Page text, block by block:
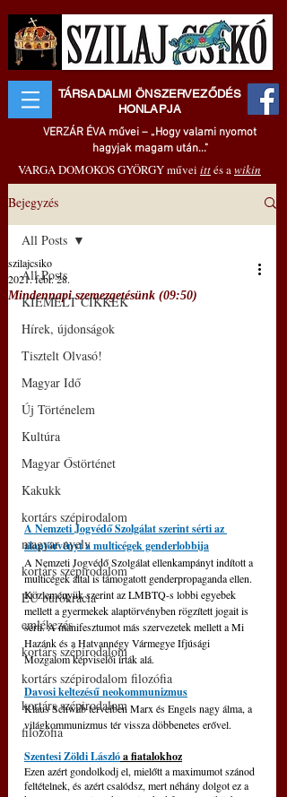
TÁRSADALMI ÖNSZERVEZŐDÉS
HONLAPJA
VERZÁR ÉVA művei – „Hogy valami nyomot
hagyjak magam után..."
VARGA DOMOKOS GYÖRGY művei ittés awikin
Bejegyzés
All Posts
KIEMELT CIKKEK
Hírek, újdonságok
Tisztelt Olvasó!
Magyar Idő
Új Történelem
Kultúra
Magyar Őstörténet
Kakukk
kortárs szépirodalom
magyar nyelv
kortárs szépirodalom
EU bürokrácia
emlékezés
kortárs szépirodalom
kortárs szépirodalom filozófia
kortárs szépirodalom
filozófia
All Posts
Mindennapi szemezgetésünk (09:50)
szilajcsiko
2021. febr. 28.
A Nemzeti Jogvédő Szolgálat szerint sérti az
alaptörvényt a multicégek genderlobbija
A Nemzeti Jogvédő Szolgálat ellenkampányt indított a
multicégek által is támogatott genderpropaganda ellen.
Közleményük szerint az LMBTQ-s lobbi egyebek
mellett a gyermekek alaptörvényben rögzített jogait is
sérti. A manifesztumot más szervezetek mellett a Mi
Hazánk és a Hatvannégy Vármegye Ifjúsági
Mozgalom képviselői írták alá.
Davosi keltezésű neokommunizmus
Klaus Schwab terveiben Marx és Engels nagy álma, a
világkommunizmus tér vissza döbbenetes erővel.
Szentesi Zöldi László a fiatalokhoz
Ezen azért gondolkodj el, mielőtt a maximumot szánod
feltételnek, és azért csalódsz, mert néhány dolgot ez a